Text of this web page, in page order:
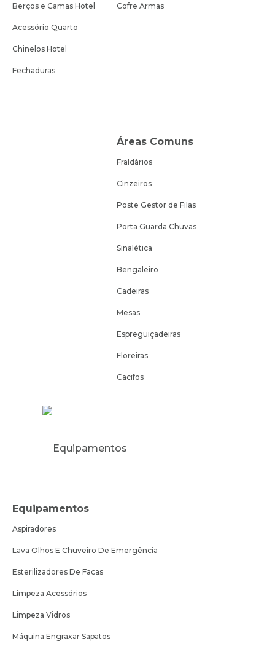
Berços e Camas Hotel
Acessório Quarto
Chinelos Hotel
Fechaduras
Cofre Armas
Áreas Comuns
Fraldários
Cinzeiros
Poste Gestor de Filas
Porta Guarda Chuvas
Sinalética
Bengaleiro
Cadeiras
Mesas
Espreguiçadeiras
Floreiras
Cacifos
Equipamentos
Aspiradores
Lava Olhos E Chuveiro De Emergência
Esterilizadores De Facas
Limpeza Acessórios
Limpeza Vidros
Máquina Engraxar Sapatos